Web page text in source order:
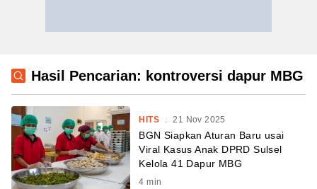
Hasil Pencarian: kontroversi dapur MBG
HITS . 21 Nov 2025
BGN Siapkan Aturan Baru usai
Viral Kasus Anak DPRD Sulsel
Kelola 41 Dapur MBG
4 min